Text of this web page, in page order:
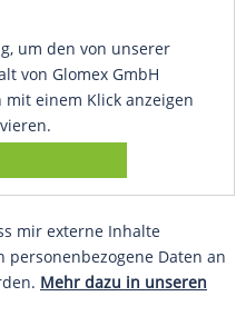
um den von unserer
von Glomex GmbH
einem Klick anzeigen
mir externe Inhalte
Daten an
Mehr dazu in unseren